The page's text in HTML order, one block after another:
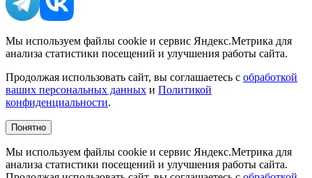
Мы используем файлы cookie и сервис Яндекс.Метрика для
анализа статистики посещений и улучшения работы сайта.
Продолжая использовать сайт, вы соглашаетесь с обработкой
ваших персональных данных и Политикой
конфиденциальности.
Понятно
Мы используем файлы cookie и сервис Яндекс.Метрика для
анализа статистики посещений и улучшения работы сайта.